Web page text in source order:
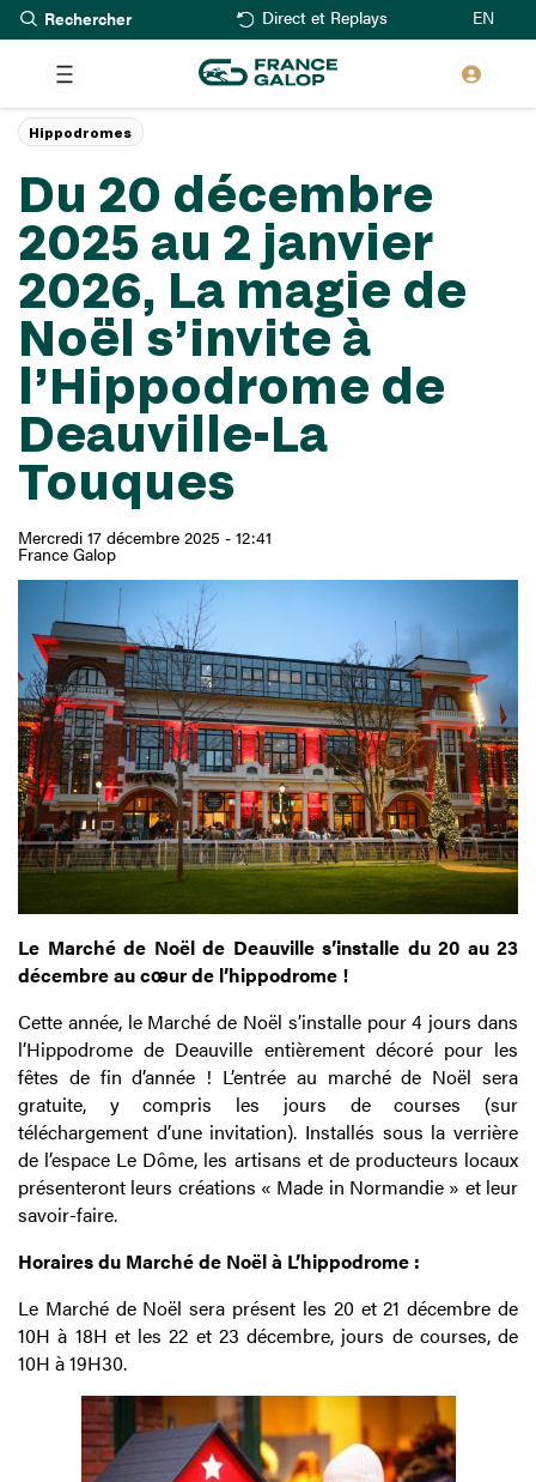
Aller
au
contenu
principal
Rechercher Direct et Replays EN
Du 20 décembre
2025 au 2 janvier
2026, La magie de
Noël s’invite à
l’Hippodrome de
Deauville-La
Touques
Mercredi 17 décembre 2025 - 12:41
France Galop
Hippodromes
Le Marché de Noël de Deauville s’installe du 20 au 23
décembre au cœur de l’hippodrome !
Cette année, le Marché de Noël s’installe pour 4 jours dans
l’Hippodrome de Deauville entièrement décoré pour les
fêtes de fin d’année ! L’entrée au marché de Noël sera
gratuite, y compris les jours de courses (sur
téléchargement d’une invitation). Installés sous la verrière
de l’espace Le Dôme, les artisans et de producteurs locaux
présenteront leurs créations « Made in Normandie » et leur
savoir-faire.
Horaires du Marché de Noël à L’hippodrome :
Le Marché de Noël sera présent les 20 et 21 décembre de
10H à 18H et les 22 et 23 décembre, jours de courses, de
10H à 19H30.